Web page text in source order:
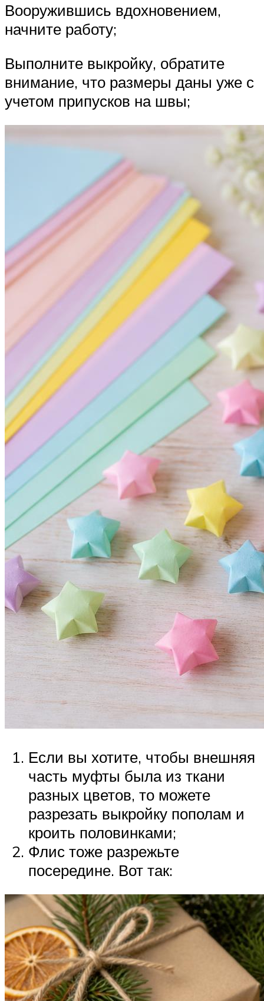
Вооружившись вдохновением,
начните работу;
Выполните выкройку, обратите
внимание, что размеры даны уже с
учетом припусков на швы;
Если вы хотите, чтобы внешняя
часть муфты была из ткани
разных цветов, то можете
разрезать выкройку пополам и
кроить половинками;
Флис тоже разрежьте
посередине. Вот так: